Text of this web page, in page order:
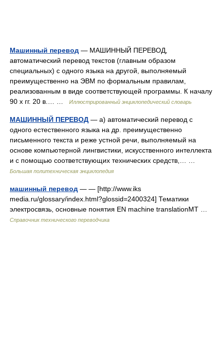
Машинный перевод — МАШИННЫЙ ПЕРЕВОД,
автоматический перевод текстов (главным образом
специальных) с одного языка на другой, выполняемый
преимущественно на ЭВМ по формальным правилам,
реализованным в виде соответствующей программы. К началу
90 х гг. 20 в.… …
Иллюстрированный энциклопедический словарь
МАШИННЫЙ ПЕРЕВОД — а) автоматический перевод с
одного естественного языка на др. преимущественно
письменного текста и реже устной речи, выполняемый на
основе компьютерной лингвистики, искусственного интеллекта
и с помощью соответствующих технических средств,… …
Большая политехническая энциклопедия
машинный перевод — — [http://www.iks
media.ru/glossary/index.html?glossid=2400324] Тематики
электросвязь, основные понятия EN machine translationMT …
Справочник технического переводчика